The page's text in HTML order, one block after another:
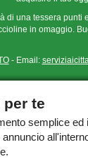
di una tessera punti
in omaggio.
- Email:
per te
semplice ed